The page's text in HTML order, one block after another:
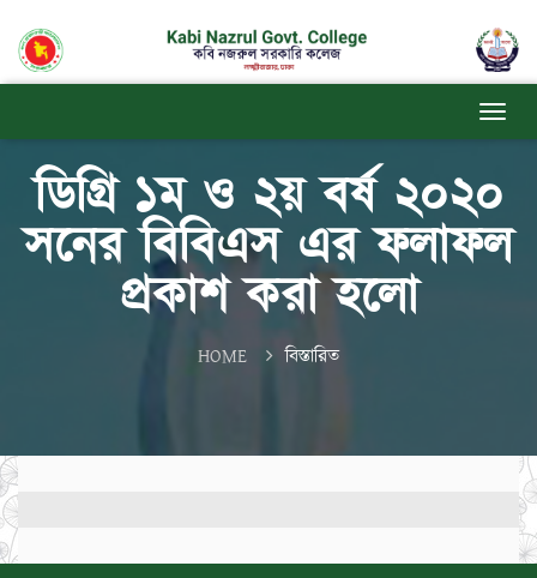
ডিগ্রি ১ম ও ২য় বর্ষ ২০২০
সনের বিবিএস এর ফলাফল
প্রকাশ করা হলো
HOME বিস্তারিত